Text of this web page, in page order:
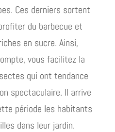
Ces derniers sortent
du barbecue et
en sucre. Ainsi,
vous facilitez la
qui ont tendance
spectaculaire. Il arrive
période les habitants
dans leur jardin.